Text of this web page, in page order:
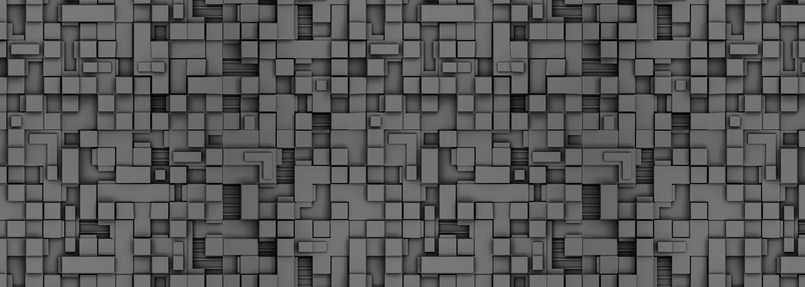
Να θυμίσουμε ότι κανονικές προσλήψεις στην Δημοτική
Αστυνομία έχουν να γίνουν από το 2010. Δεκαέξι ολόκληρα
χρόνια! Και βέβαια, ακόμη και με αυτές τις προσλήψεις, δεν
φτάνουμε ούτε τα 2/3 των Δημοτικών Αστυνομικών που
υπηρετούσαν το 2013 προ της κατάργησης της υπηρεσίας με
απόφαση του σημερινού πρωθυπουργού Κυριάκου Μητσοτάκη. Ας
είναι...
2
Δημοτική Αστυνομία Θεσσαλονίκης: Διμηνιαίος
απολογισμός ελέγχων τήρησης νομοθεσίας
Τον απολογισμό των δράσεων ελέγχου για τα ζώα συντροφιάς
κατά το δίμηνο Ιανουαρίου – Φεβρουαρίου 2026 παρουσιάζει η
Δημοτική Αστυνομία Θεσσαλονίκης, με στόχο την προστασία των
ζώων και την ομαλή συμβίωση στην πόλη.
FEB
18
ΣτΕ: Οριστική απόρριψη της επαναφοράς του 13ου
και 14ου μισθού για τους δημοσίους υπαλλήλους
Με την απόφαση αυτή, το ΣτΕ απορρίπτει οριστικά τις
αξιώσεις των δημοσίων υπαλλήλων για επαναφορά των
δώρων, επικυρώνοντας την τρέχουσα κατάσταση παρά τις
αντιδράσεις της ΑΔΕΔΥ